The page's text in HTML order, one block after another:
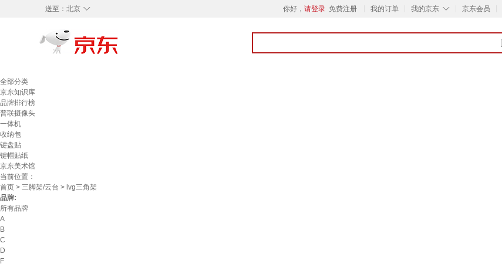
◇
送至： 北京 你好， 请登录 免费注册 我的订单 ◇
我的京东 京东会员
全部分类
京东知识库
品牌排行榜
普联摄像头
一体机
收纳包
键盘贴
键帽贴纸
京东美术馆
当前位置：
首页 > 三脚架/云台 > lvg三角架
品牌:
所有品牌
A
B
C
D
F